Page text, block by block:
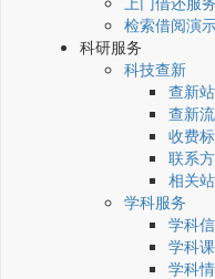
检索借阅演
科研服务
科技查新
查新
查新
收费
联系
相关
学科服务
学科
学科
学科